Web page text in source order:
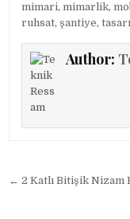
mimari,mimarlik,
ruhsat, şantiye,
Author:
Yazı
← 2 Katlı Bitişik Nizam